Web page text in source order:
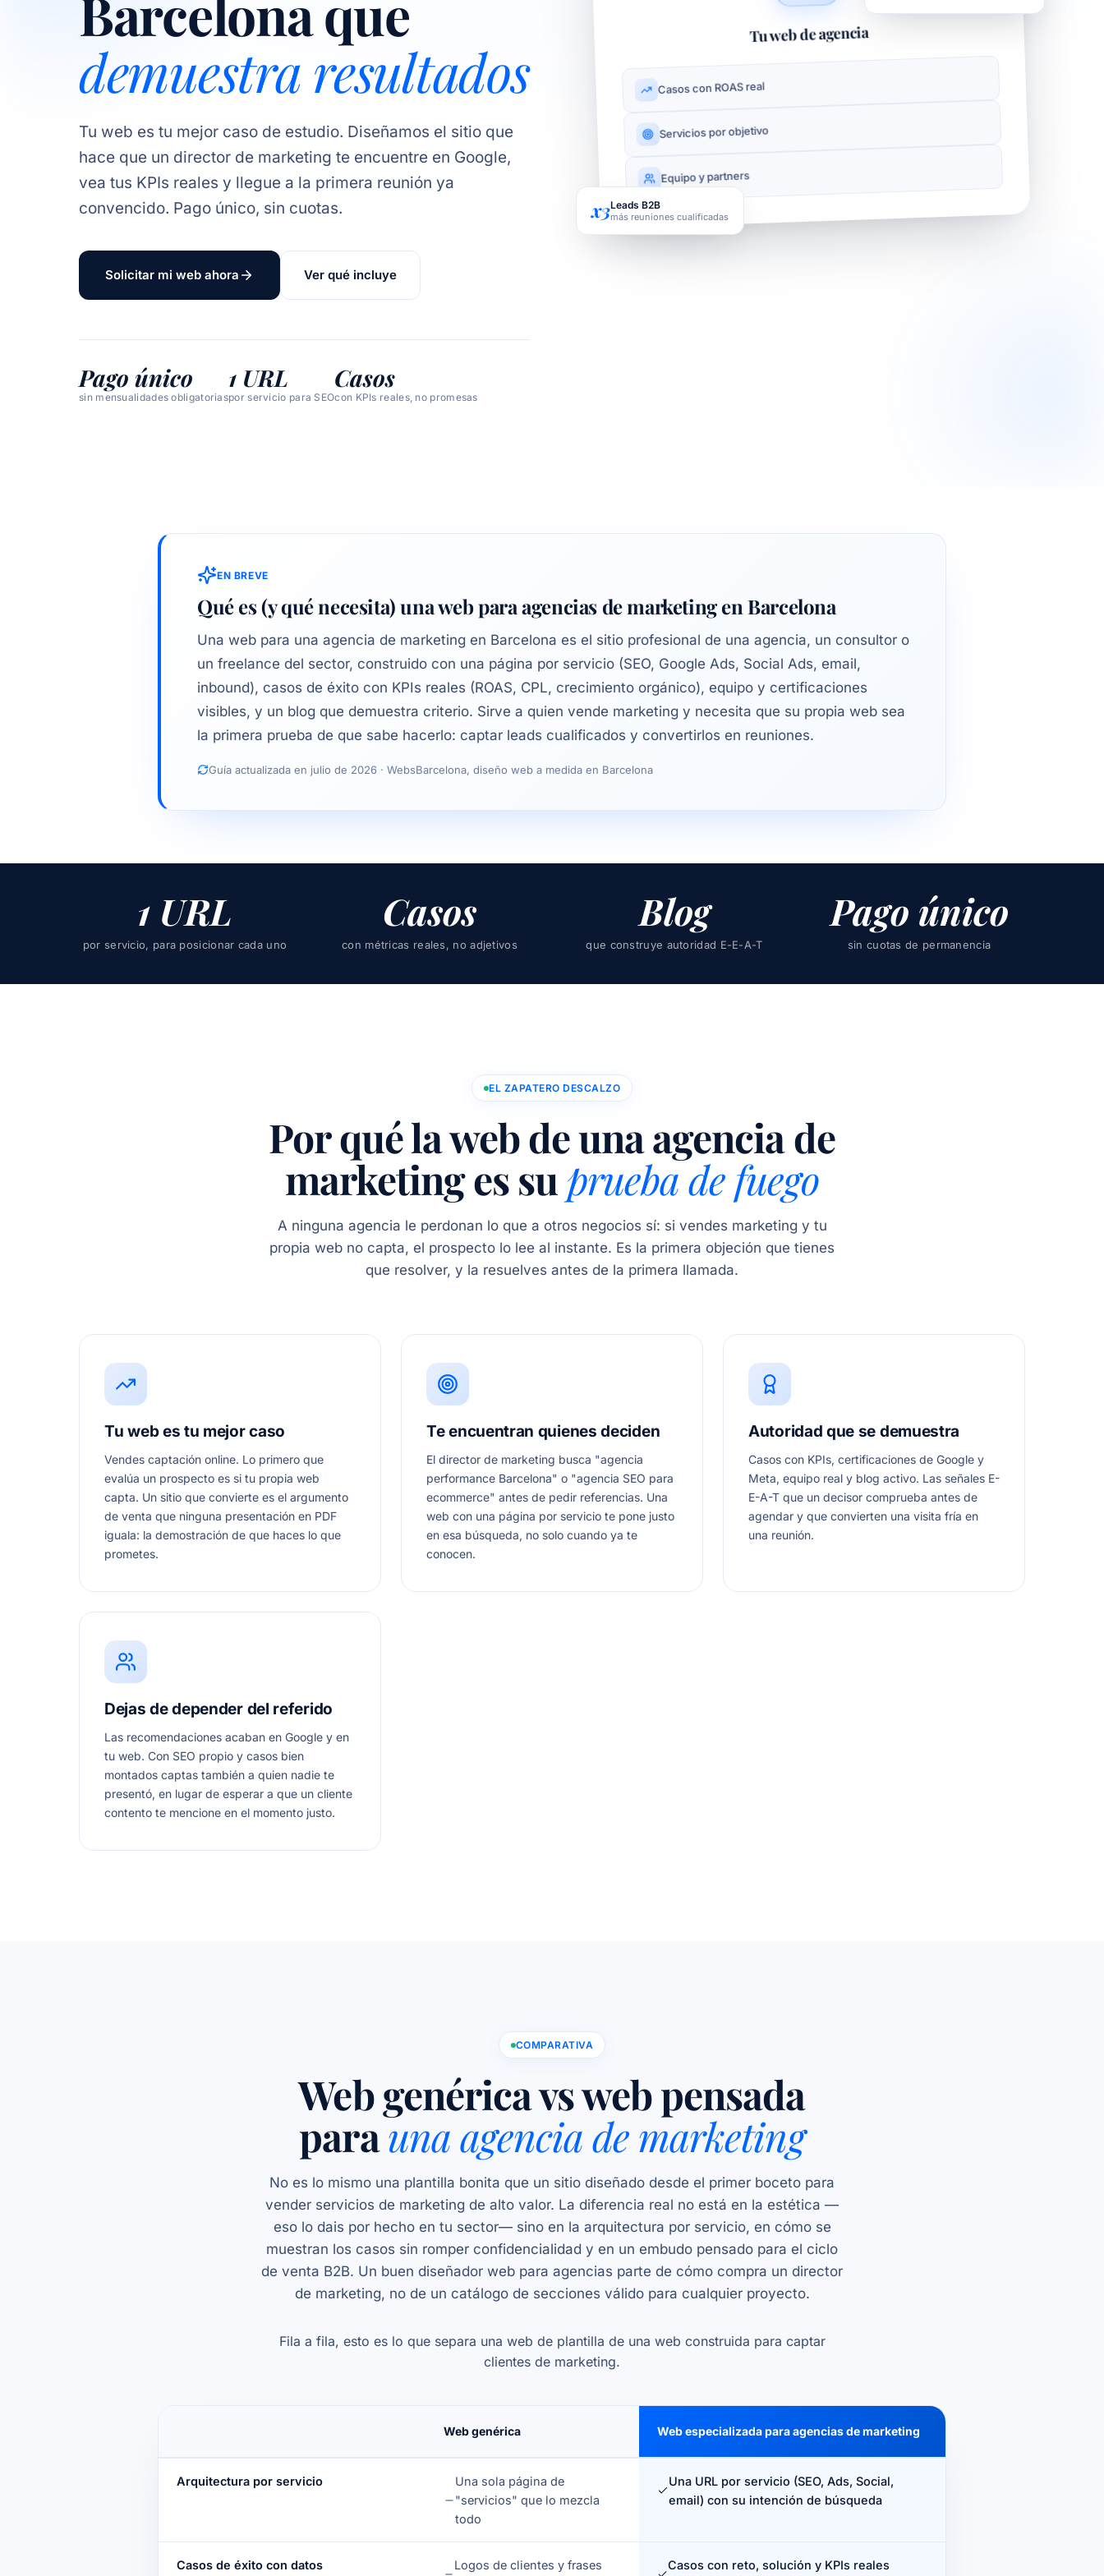
Barcelona que
demuestra resultados
Tu web es tu mejor caso de estudio. Diseñamos el sitio que
hace que un director de marketing te encuentre en Google,
vea tus KPIs reales y llegue a la primera reunión ya
convencido. Pago único, sin cuotas.
Solicitar mi web ahora Ver qué incluye
Pago único
sin mensualidades obligatorias
1 URL
por servicio para SEO
Casos
con KPIs reales, no promesas
Tu web de agencia
Casos con ROAS real
Servicios por objetivo
Equipo y partners
x3Leads B2B
más reuniones cualificadas
EN BREVE
Qué es (y qué necesita) una web para agencias de marketing en Barcelona
Una web para una agencia de marketing en Barcelona es el sitio profesional de una agencia, un consultor o
un freelance del sector, construido con una página por servicio (SEO, Google Ads, Social Ads, email,
inbound), casos de éxito con KPIs reales (ROAS, CPL, crecimiento orgánico), equipo y certificaciones
visibles, y un blog que demuestra criterio. Sirve a quien vende marketing y necesita que su propia web sea
la primera prueba de que sabe hacerlo: captar leads cualificados y convertirlos en reuniones.
Guía actualizada en julio de 2026 · WebsBarcelona, diseño web a medida en Barcelona
1 URL
por servicio, para posicionar cada uno
Casos
con métricas reales, no adjetivos
Blog
que construye autoridad E-E-A-T
Pago único
sin cuotas de permanencia
EL ZAPATERO DESCALZO
Por qué la web de una agencia de
marketing es su prueba de fuego
A ninguna agencia le perdonan lo que a otros negocios sí: si vendes marketing y tu
propia web no capta, el prospecto lo lee al instante. Es la primera objeción que tienes
que resolver, y la resuelves antes de la primera llamada.
Tu web es tu mejor caso
Vendes captación online. Lo primero que
evalúa un prospecto es si tu propia web
capta. Un sitio que convierte es el argumento
de venta que ninguna presentación en PDF
iguala: la demostración de que haces lo que
prometes.
Te encuentran quienes deciden
El director de marketing busca "agencia
performance Barcelona" o "agencia SEO para
ecommerce" antes de pedir referencias. Una
web con una página por servicio te pone justo
en esa búsqueda, no solo cuando ya te
conocen.
Autoridad que se demuestra
Casos con KPIs, certificaciones de Google y
Meta, equipo real y blog activo. Las señales E-
E-A-T que un decisor comprueba antes de
agendar y que convierten una visita fría en
una reunión.
Dejas de depender del referido
Las recomendaciones acaban en Google y en
tu web. Con SEO propio y casos bien
montados captas también a quien nadie te
presentó, en lugar de esperar a que un cliente
contento te mencione en el momento justo.
COMPARATIVA
Web genérica vs web pensada
parauna agencia de marketing
No es lo mismo una plantilla bonita que un sitio diseñado desde el primer boceto para
vender servicios de marketing de alto valor. La diferencia real no está en la estética —
eso lo dais por hecho en tu sector— sino en la arquitectura por servicio, en cómo se
muestran los casos sin romper confidencialidad y en un embudo pensado para el ciclo
de venta B2B. Un buen diseñador web para agencias parte de cómo compra un director
de marketing, no de un catálogo de secciones válido para cualquier proyecto.
Fila a fila, esto es lo que separa una web de plantilla de una web construida para captar
clientes de marketing.
Web genérica Web especializada para agencias de marketing
Arquitectura por servicio
Una sola página de
"servicios" que lo mezcla
todo
Una URL por servicio (SEO, Ads, Social,
email) con su intención de búsqueda
Casos de éxito con datos Logos de clientes y frases Casos con reto, solución y KPIs reales